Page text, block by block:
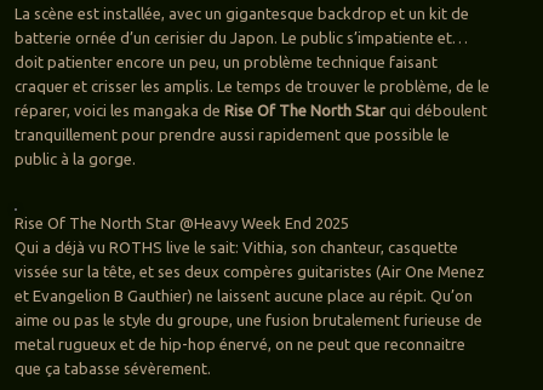
La scène est installée, avec un gigantesque backdrop et un kit de
batterie ornée d’un cerisier du Japon. Le public s’impatiente et…
doit patienter encore un peu, un problème technique faisant
craquer et crisser les amplis. Le temps de trouver le problème, de le
réparer, voici les mangaka de Rise Of The North Star qui déboulent
tranquillement pour prendre aussi rapidement que possible le
public à la gorge.
Rise Of The North Star @Heavy Week End 2025
Qui a déjà vu ROTHS live le sait: Vithia, son chanteur, casquette
vissée sur la tête, et ses deux compères guitaristes (Air One Menez
et Evangelion B Gauthier) ne laissent aucune place au répit. Qu’on
aime ou pas le style du groupe, une fusion brutalement furieuse de
metal rugueux et de hip-hop énervé, on ne peut que reconnaitre
que ça tabasse sévèrement.